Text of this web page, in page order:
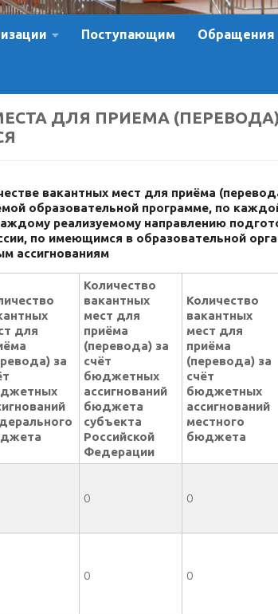
Поступающим Обращения
ДЛЯ ПРИЕМА (ПЕРЕВОДА)
вакантных мест для приёма
образовательной программе, по
реализуемому направлению
по имеющимся в образовательной
ассигнованиям
для
за
Количество
вакантных
мест для
приёма
(перевода) за
счёт
бюджетных
ассигнований
бюджета
субъекта
Российской
Федерации
Количество
вакантных
мест для
приёма
(перевода) за
счёт
бюджетных
ассигнований
местного
бюджета
0 0
0 0